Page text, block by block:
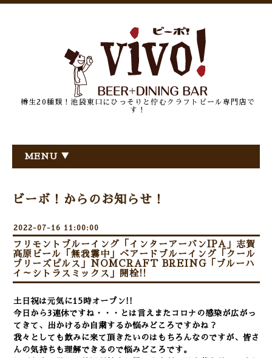
樽生20種類！池袋東口にひっそりと佇むクラフトビール専門店で
す！
MENU ▼
ビーボ！からのお知らせ！
2022-07-16 11:00:00
フリモントブルーイング「インターアーバンIPA」志賀
高原ビール「無我霧中」ベアードブルーイング「クール
ブリーズピルス」NOMCRAFT BREING「ブルーハ
イ～シトラスミックス」開栓!!
土日祝は元気に15時オープン!!
今日から3連休ですね・・・とは言えまたコロナの感染が広がっ
てきて、出かけるか自粛するか悩みどころですかね？
我々としても飲みに来て頂きたいのはもちろんなのですが、皆さ
んの気持ちも理解できるので悩みどころです。